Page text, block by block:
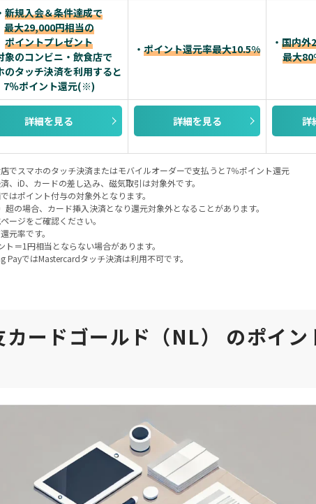
新規入会＆条件達成で
最大29,000円相当の
ポイントプレゼント
象のコンビニ・飲食店で
のタッチ決済を利用すると
7％ポイント還元(※)
・ ポイント還元率最大10.5% ・ 国内外
最大
詳細を見る 詳細を見る 詳
でスマホのタッチ決済またはモバイルオーダーで支払うと7％ポイント還元
、iD、カードの差し込み、磁気取引は対象外です。
はポイント付与の対象外となります。
の場合、カード挿入決済となり還元対象外となることがあります。
ージをご確認ください。
元率です。
＝1円相当とならない場合があります。
ではMastercardタッチ決済は利用不可です。
カードゴールド（NL） のポイン